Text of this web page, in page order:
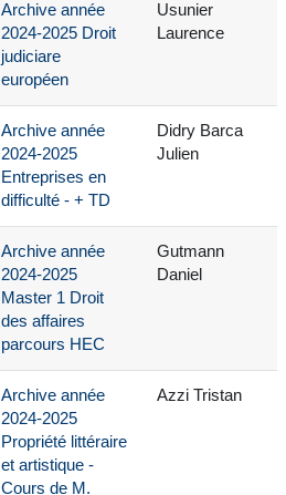
Archive année
2024-2025 Droit
judiciare
européen
Usunier
Laurence
Archive année
2024-2025
Entreprises en
difficulté - + TD
Didry Barca
Julien
Archive année
2024-2025
Master 1 Droit
des affaires
parcours HEC
Gutmann
Daniel
Archive année
2024-2025
Propriété littéraire
et artistique -
Cours de M.
Azzi Tristan